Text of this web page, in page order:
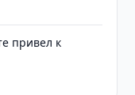
привел к